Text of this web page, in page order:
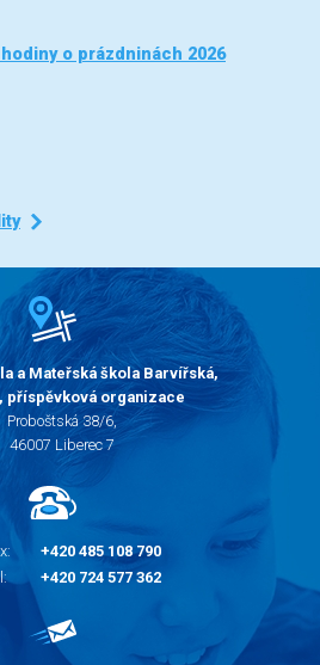
o prázdninách 2026
a Mateřská škola Barvířská,
příspěvková organizace
Proboštská 38/6,
46007 Liberec 7
+420 485 108 790
+420 724 577 362